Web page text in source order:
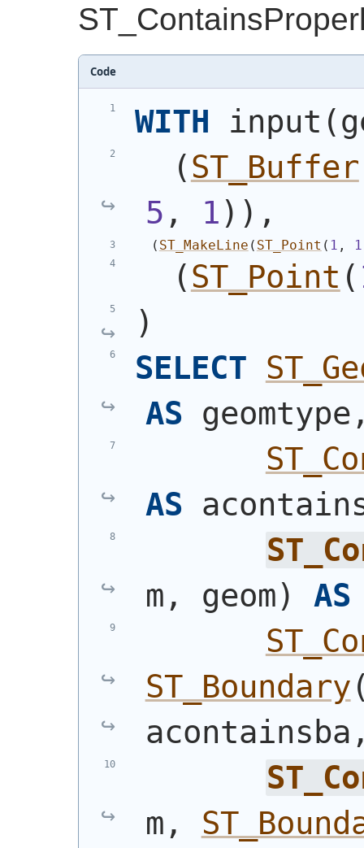
Code
WITH input (
(ST_Buffer
5 , 1) ) ,
( ST_MakeLine ( ST_Point ( 1 , 1
( ST_Point (
)
SELECT
AS
AS
m, geom) AS
ST_Boundary
m,